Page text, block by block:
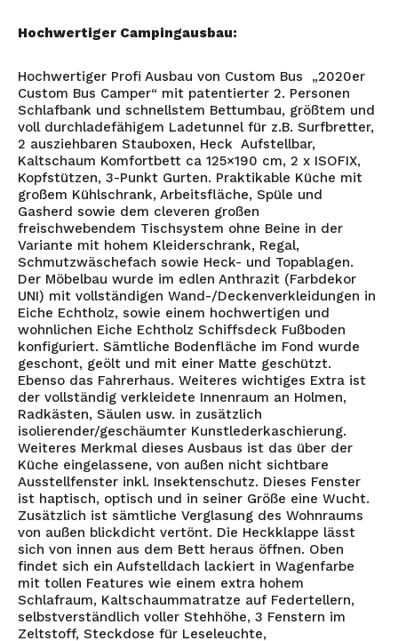
Hochwertiger Campingausbau:
Hochwertiger Profi Ausbau von Custom Bus
„2020er
Custom Bus Camper“ mit patentierter 2. Personen
Schlafbank und schnellstem Bettumbau, größtem und
voll durchladefähigem Ladetunnel für z.B. Surfbretter,
2 ausziehbaren Stauboxen, Heck Aufstellbar,
Kaltschaum Komfortbett ca 125×190 cm, 2 x ISOFIX,
Kopfstützen, 3-Punkt Gurten. Praktikable Küche mit
großem Kühlschrank, Arbeitsfläche, Spüle und
Gasherd sowie dem cleveren großen
freischwebendem Tischsystem ohne Beine in der
Variante mit hohem Kleiderschrank, Regal,
Schmutzwäschefach sowie Heck- und Topablagen.
Der Möbelbau wurde im edlen Anthrazit (Farbdekor
UNI) mit vollständigen Wand-/Deckenverkleidungen in
Eiche Echtholz, sowie einem hochwertigen und
wohnlichen Eiche Echtholz Schiffsdeck Fußboden
konfiguriert. Sämtliche Bodenfläche im Fond wurde
geschont, geölt und mit einer Matte geschützt.
Ebenso das Fahrerhaus. Weiteres wichtiges Extra ist
der vollständig verkleidete Innenraum an Holmen,
Radkästen, Säulen usw. in zusätzlich
isolierender/geschäumter Kunstlederkaschierung.
Weiteres Merkmal dieses Ausbaus ist das über der
Küche eingelassene, von außen nicht sichtbare
Ausstellfenster inkl. Insektenschutz. Dieses Fenster
ist haptisch, optisch und in seiner Größe eine Wucht.
Zusätzlich ist sämtliche Verglasung des Wohnraums
von außen blickdicht vertönt. Die Heckklappe lässt
sich von innen aus dem Bett heraus öffnen. Oben
findet sich ein Aufstelldach lackiert in Wagenfarbe
mit tollen Features wie einem extra hohem
Schlafraum, Kaltschaummatratze auf Federtellern,
selbstverständlich voller Stehhöhe, 3 Fenstern im
Zeltstoff, Steckdose für Leseleuchte,